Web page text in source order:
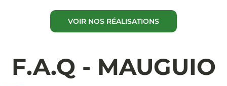
VOIR NOS RÉALISATIONS
F.A.Q - MAUGUIO